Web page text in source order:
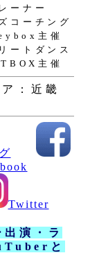
ーナー
コーチング
主催
ートダンス
主催
：近畿
Twitter
演・ラ
と